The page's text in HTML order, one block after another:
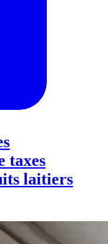
taxes
laitiers